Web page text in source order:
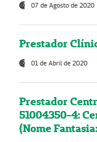
07 de Agosto de 2020
Prestador
01 de Abril de 2020
Prestador
51004350-4:
(Nome